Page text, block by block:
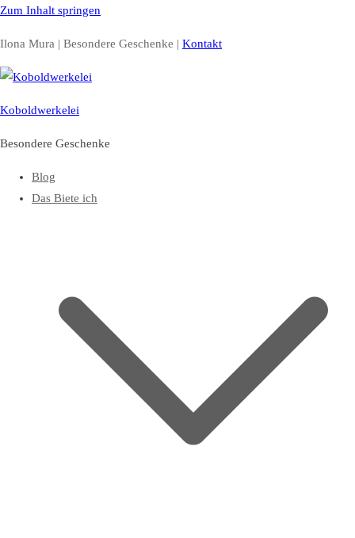
Zum Inhalt springen
Ilona Mura | Besondere Geschenke | Kontakt
Koboldwerkelei
Besondere Geschenke
Blog
Das Biete ich